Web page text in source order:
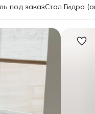
под заказСтол Гидра